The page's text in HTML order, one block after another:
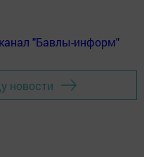
"Бавлы-информ"
новости